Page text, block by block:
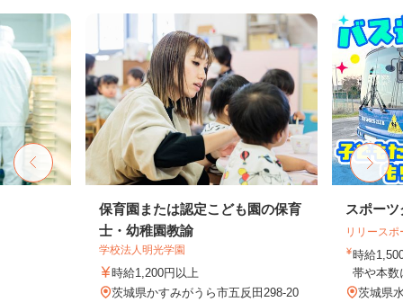
保育園または認定こども園の保育
士・幼稚園教諭
学校法人明光学園
時給1,200円以上
茨城県かすみがうら市五反田298-20
スポー
リリース
時給
帯や本
茨城県